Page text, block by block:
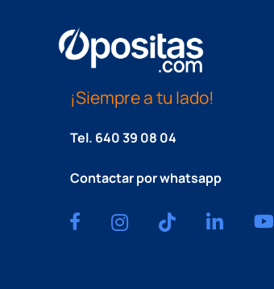
¡Siempre a tu lado!
Tel. 640 39 08 04
Contactar por whatsapp